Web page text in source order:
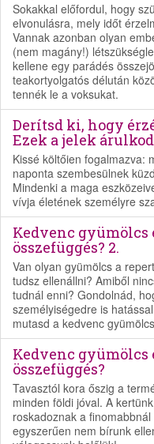
Sokakkal előfordul, hogy
elvonulásra, mely időt
Vannak azonban olyan
(nem magány!)
kellene egy parádés
teakortyolgatós délután
tennék le a voksukat.
Derítsd ki, hogy
Ezek a jelek
Kissé költőien fogalmazva:
naponta szembesülnek
Mindenki a maga
vívja életének személyre
Kedvenc gyümölcs
összefüggés? 2.
Van olyan gyümölcs a
tudsz ellenállni? Amiből
tudnál enni? Gondolnád,
személyiségedre is
mutasd a kedvenc
Kedvenc gyümölcs
összefüggés?
Tavasztól kora őszig a
minden földi jóval. A
roskadoznak a
egyszerűen nem bírunk